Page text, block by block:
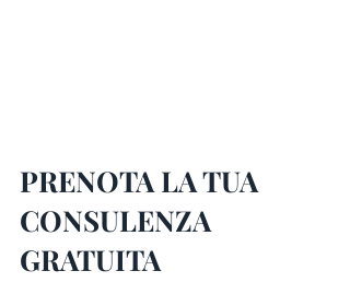
PRENOTA LA TUA
CONSULENZA
GRATUITA